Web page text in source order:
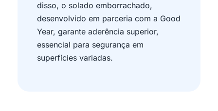
disso, o solado emborrachado,
desenvolvido em parceria com a Good
Year, garante aderência superior,
essencial para segurança em
superfícies variadas.